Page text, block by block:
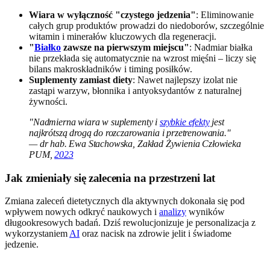
Wiara w wyłączność "czystego jedzenia": Eliminowanie
całych grup produktów prowadzi do niedoborów, szczególnie
witamin i minerałów kluczowych dla regeneracji.
"Białko zawsze na pierwszym miejscu": Nadmiar białka
nie przekłada się automatycznie na wzrost mięśni – liczy się
bilans makroskładników i timing posiłków.
Suplementy zamiast diety: Nawet najlepszy izolat nie
zastąpi warzyw, błonnika i antyoksydantów z naturalnej
żywności.
"Nadmierna wiara w suplementy i szybkie efektyjest
najkrótszą drogą do rozczarowania i przetrenowania."
— dr hab. Ewa Stachowska, Zakład Żywienia Człowieka
PUM,2023
Jak zmieniały się zalecenia na przestrzeni lat
Zmiana zaleceń dietetycznych dla aktywnych dokonała się pod
wpływem nowych odkryć naukowych i analizy wyników
długookresowych badań. Dziś rewolucjonizuje je personalizacja z
wykorzystaniem AI oraz nacisk na zdrowie jelit i świadome
jedzenie.